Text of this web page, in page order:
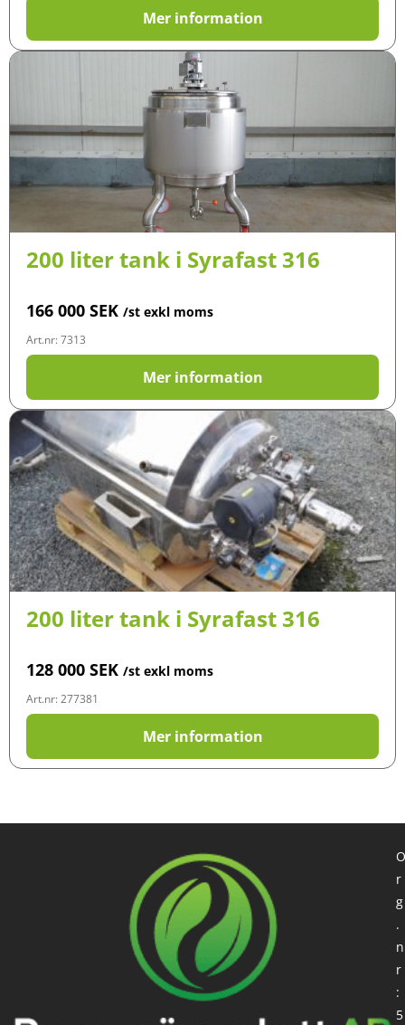
Mer information
200 liter tank i Syrafast 316
166 000 SEK /st exkl moms
Art.nr: 7313
Mer information
200 liter tank i Syrafast 316
128 000 SEK /st exkl moms
Art.nr: 277381
Mer information
O
r
g
.
n
r
:
5